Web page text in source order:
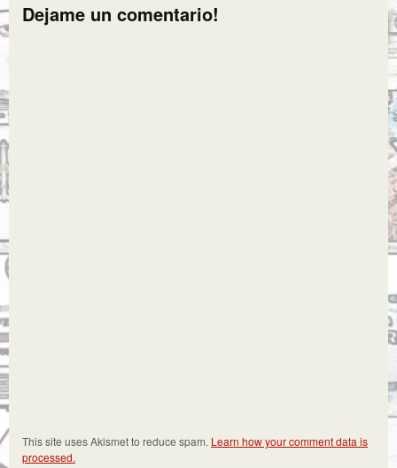
Dejame un comentario!
This site uses Akismet to reduce spam. Learn how your comment data is
processed.